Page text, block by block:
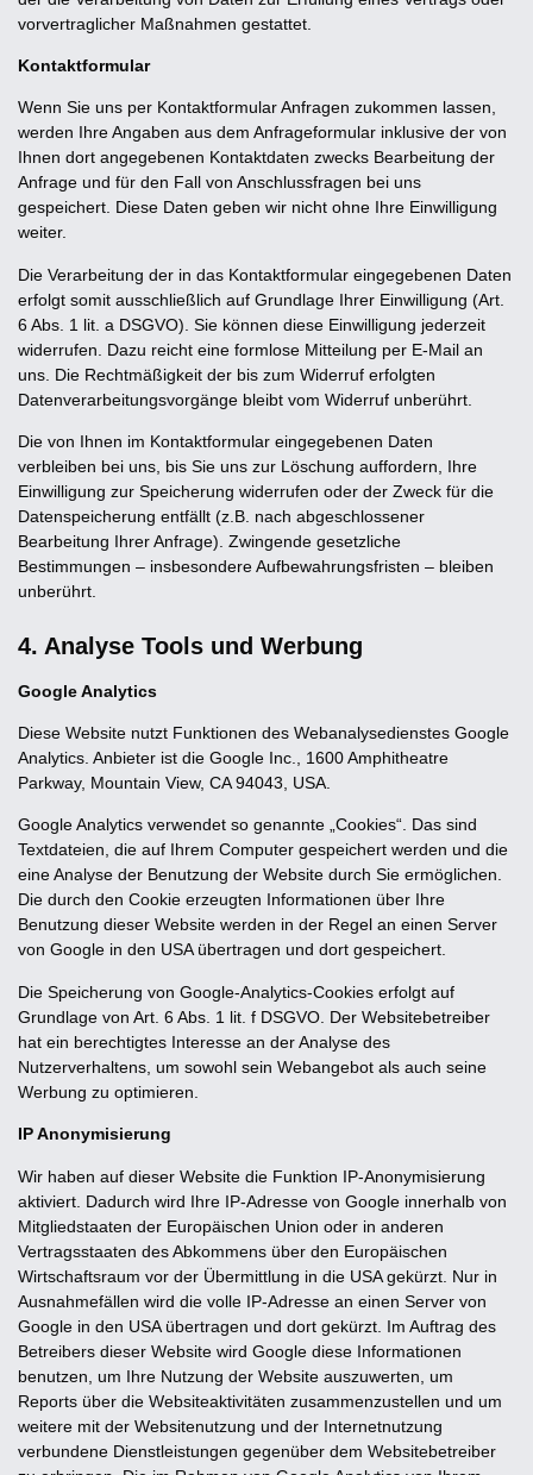
vorvertraglicher Maßnahmen gestattet.
Kontaktformular
Wenn Sie uns per Kontaktformular Anfragen zukommen lassen,
werden Ihre Angaben aus dem Anfrageformular inklusive der von
Ihnen dort angegebenen Kontaktdaten zwecks Bearbeitung der
Anfrage und für den Fall von Anschlussfragen bei uns
gespeichert. Diese Daten geben wir nicht ohne Ihre Einwilligung
weiter.
Die Verarbeitung der in das Kontaktformular eingegebenen Daten
erfolgt somit ausschließlich auf Grundlage Ihrer Einwilligung (Art.
6 Abs. 1 lit. a DSGVO). Sie können diese Einwilligung jederzeit
widerrufen. Dazu reicht eine formlose Mitteilung per E-Mail an
uns. Die Rechtmäßigkeit der bis zum Widerruf erfolgten
Datenverarbeitungsvorgänge bleibt vom Widerruf unberührt.
Die von Ihnen im Kontaktformular eingegebenen Daten
verbleiben bei uns, bis Sie uns zur Löschung auffordern, Ihre
Einwilligung zur Speicherung widerrufen oder der Zweck für die
Datenspeicherung entfällt (z.B. nach abgeschlossener
Bearbeitung Ihrer Anfrage). Zwingende gesetzliche
Bestimmungen – insbesondere Aufbewahrungsfristen – bleiben
unberührt.
4. Analyse Tools und Werbung
Google Analytics
Diese Website nutzt Funktionen des Webanalysedienstes Google
Analytics. Anbieter ist die Google Inc., 1600 Amphitheatre
Parkway, Mountain View, CA 94043, USA.
Google Analytics verwendet so genannte „Cookies“. Das sind
Textdateien, die auf Ihrem Computer gespeichert werden und die
eine Analyse der Benutzung der Website durch Sie ermöglichen.
Die durch den Cookie erzeugten Informationen über Ihre
Benutzung dieser Website werden in der Regel an einen Server
von Google in den USA übertragen und dort gespeichert.
Die Speicherung von Google-Analytics-Cookies erfolgt auf
Grundlage von Art. 6 Abs. 1 lit. f DSGVO. Der Websitebetreiber
hat ein berechtigtes Interesse an der Analyse des
Nutzerverhaltens, um sowohl sein Webangebot als auch seine
Werbung zu optimieren.
IP Anonymisierung
Wir haben auf dieser Website die Funktion IP-Anonymisierung
aktiviert. Dadurch wird Ihre IP-Adresse von Google innerhalb von
Mitgliedstaaten der Europäischen Union oder in anderen
Vertragsstaaten des Abkommens über den Europäischen
Wirtschaftsraum vor der Übermittlung in die USA gekürzt. Nur in
Ausnahmefällen wird die volle IP-Adresse an einen Server von
Google in den USA übertragen und dort gekürzt. Im Auftrag des
Betreibers dieser Website wird Google diese Informationen
benutzen, um Ihre Nutzung der Website auszuwerten, um
Reports über die Websiteaktivitäten zusammenzustellen und um
weitere mit der Websitenutzung und der Internetnutzung
verbundene Dienstleistungen gegenüber dem Websitebetreiber